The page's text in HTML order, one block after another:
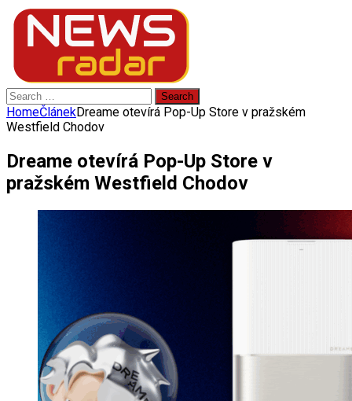
Search
for:
HomeČlánekDreame otevírá Pop-Up Store v pražském
Westfield Chodov
Dreame otevírá Pop-Up Store v
pražském Westfield Chodov